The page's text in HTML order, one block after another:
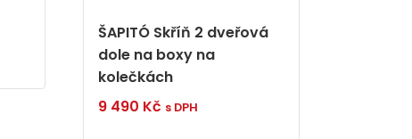
ŠAPITÓ Skříň 2 dveřová
dole na boxy na
kolečkách
9 490 Kč s DPH